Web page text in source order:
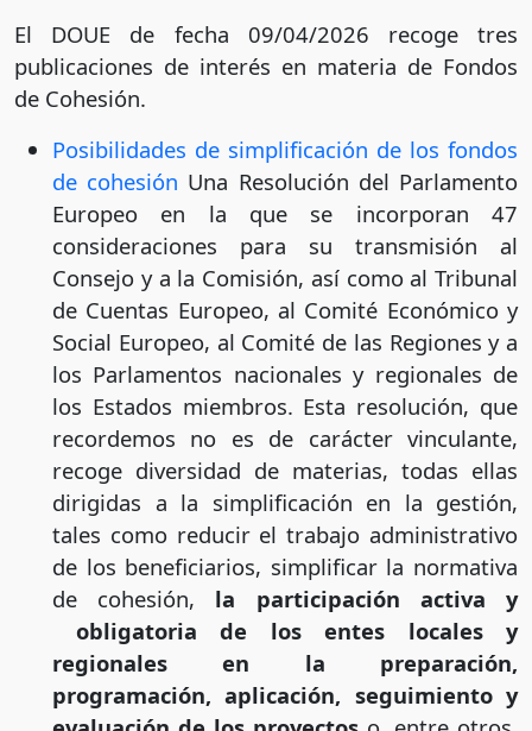
El DOUE de fecha 09/04/2026 recoge tres
publicaciones de interés en materia de Fondos
de Cohesión.
Posibilidades de simplificación de los fondos
de cohesión Una Resolución del Parlamento
Europeo en la que se incorporan 47
consideraciones para su transmisión al
Consejo y a la Comisión, así como al Tribunal
de Cuentas Europeo, al Comité Económico y
Social Europeo, al Comité de las Regiones y a
los Parlamentos nacionales y regionales de
los Estados miembros. Esta resolución, que
recordemos no es de carácter vinculante,
recoge diversidad de materias, todas ellas
dirigidas a la simplificación en la gestión,
tales como reducir el trabajo administrativo
de los beneficiarios, simplificar la normativa
de cohesión, la participación activa y
obligatoria de los entes locales y
regionales en la preparación,
programación, aplicación, seguimiento y